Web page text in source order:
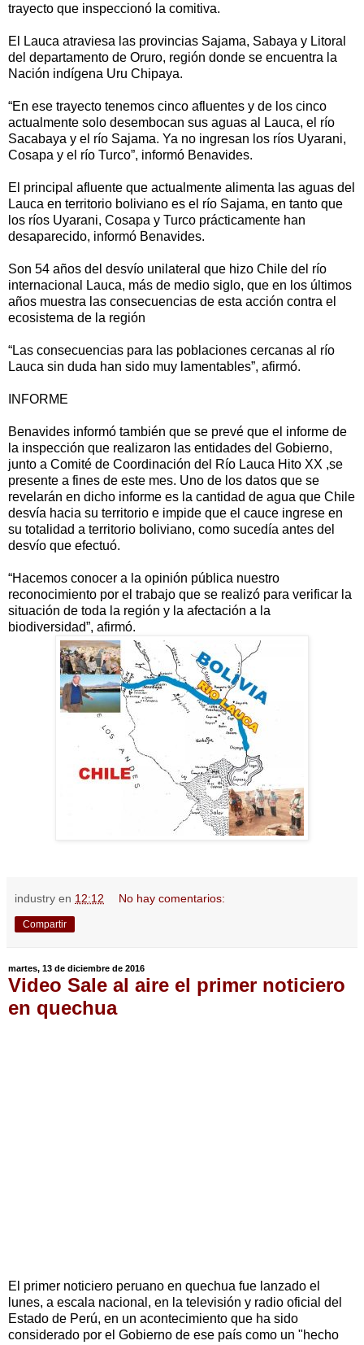
trayecto que inspeccionó la comitiva.
El Lauca atraviesa las provincias Sajama, Sabaya y Litoral
del departamento de Oruro, región donde se encuentra la
Nación indígena Uru Chipaya.
“En ese trayecto tenemos cinco afluentes y de los cinco
actualmente solo desembocan sus aguas al Lauca, el río
Sacabaya y el río Sajama. Ya no ingresan los ríos Uyarani,
Cosapa y el río Turco”, informó Benavides.
El principal afluente que actualmente alimenta las aguas del
Lauca en territorio boliviano es el río Sajama, en tanto que
los ríos Uyarani, Cosapa y Turco prácticamente han
desaparecido, informó Benavides.
Son 54 años del desvío unilateral que hizo Chile del río
internacional Lauca, más de medio siglo, que en los últimos
años muestra las consecuencias de esta acción contra el
ecosistema de la región
“Las consecuencias para las poblaciones cercanas al río
Lauca sin duda han sido muy lamentables”, afirmó.
INFORME
Benavides informó también que se prevé que el informe de
la inspección que realizaron las entidades del Gobierno,
junto a Comité de Coordinación del Río Lauca Hito XX ,se
presente a fines de este mes. Uno de los datos que se
revelarán en dicho informe es la cantidad de agua que Chile
desvía hacia su territorio e impide que el cauce ingrese en
su totalidad a territorio boliviano, como sucedía antes del
desvío que efectuó.
“Hacemos conocer a la opinión pública nuestro
reconocimiento por el trabajo que se realizó para verificar la
situación de toda la región y la afectación a la
biodiversidad”, afirmó.
industry en 12:12 No hay comentarios:
Compartir
martes, 13 de diciembre de 2016
Video Sale al aire el primer noticiero
en quechua
El primer noticiero peruano en quechua fue lanzado el
lunes, a escala nacional, en la televisión y radio oficial del
Estado de Perú, en un acontecimiento que ha sido
considerado por el Gobierno de ese país como un "hecho